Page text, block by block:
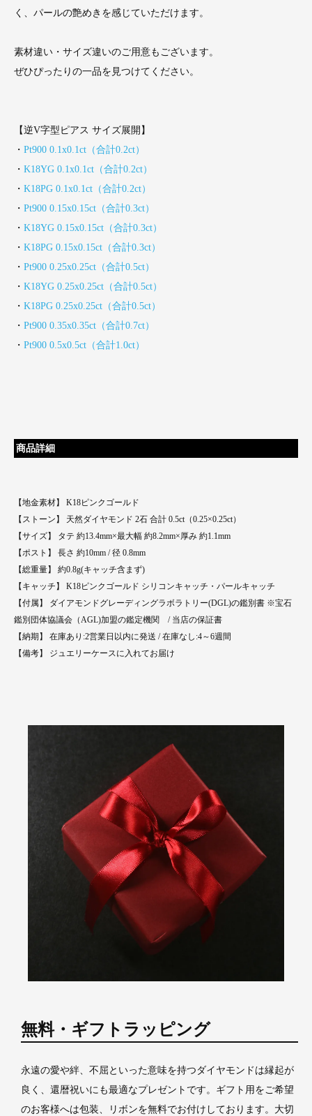
く、パールの艶めきを感じていただけます。
素材違い・サイズ違いのご用意もございます。
ぜひぴったりの一品を見つけてください。
【逆V字型ピアス サイズ展開】
・ Pt900 0.1x0.1ct（合計0.2ct）
・ K18YG 0.1x0.1ct（合計0.2ct）
・ K18PG 0.1x0.1ct（合計0.2ct）
・ Pt900 0.15x0.15ct（合計0.3ct）
・ K18YG 0.15x0.15ct（合計0.3ct）
・ K18PG 0.15x0.15ct（合計0.3ct）
・ Pt900 0.25x0.25ct（合計0.5ct）
・ K18YG 0.25x0.25ct（合計0.5ct）
・ K18PG 0.25x0.25ct（合計0.5ct）
・ Pt900 0.35x0.35ct（合計0.7ct）
・ Pt900 0.5x0.5ct（合計1.0ct）
商品詳細
【地金素材】 K18ピンクゴールド
【ストーン】 天然ダイヤモンド 2石 合計 0.5ct（0.25×0.25ct）
【サイズ】 タテ 約13.4mm×最大幅 約8.2mm×厚み 約1.1mm
【ポスト】 長さ 約10mm / 径 0.8mm
【総重量】 約0.8g(キャッチ含まず)
【キャッチ】 K18ピンクゴールド シリコンキャッチ・パールキャッチ
【付属】 ダイアモンドグレーディングラボラトリー(DGL)の鑑別書 ※宝石
鑑別団体協議会（AGL)加盟の鑑定機関 / 当店の保証書
【納期】 在庫あり:2営業日以内に発送 / 在庫なし:4～6週間
【備考】 ジュエリーケースに入れてお届け
無料・ギフトラッピング
永遠の愛や絆、不屈といった意味を持つダイヤモンドは縁起が
良く、還暦祝いにも最適なプレゼントです。ギフト用をご希望
のお客様へは包装、リボンを無料でお付けしております。大切